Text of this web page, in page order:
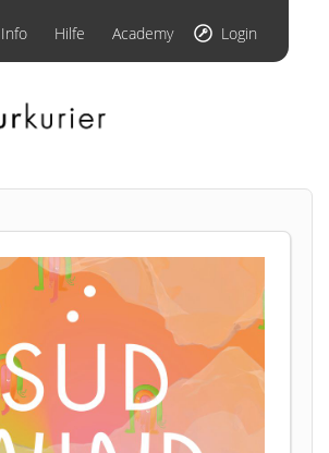
Info Hilfe Academy Login